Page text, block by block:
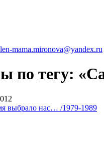
mama.mironova@yandex.ru
по тегу:
выбрало нас… /1979-1989